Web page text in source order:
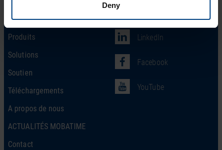
Deny
page d’accueil
Produits
Solutions
Soutien
Téléchargements
A propos de nous
ACTUALITÉS MOBATIME
Contact
LinkedIn
Facebook
YouTube